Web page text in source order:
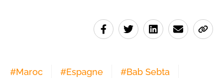
#Maroc #Espagne #Bab Sebta